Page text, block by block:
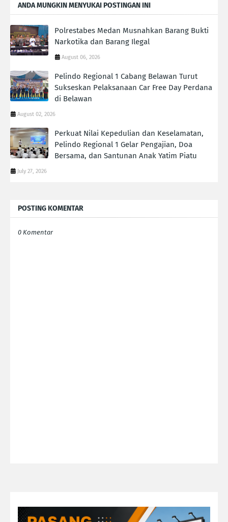
ANDA MUNGKIN MENYUKAI POSTINGAN INI
Polrestabes Medan Musnahkan Barang Bukti
Narkotika dan Barang Ilegal
August 06, 2026
Pelindo Regional 1 Cabang Belawan Turut
Sukseskan Pelaksanaan Car Free Day Perdana
di Belawan
August 02, 2026
Perkuat Nilai Kepedulian dan Keselamatan,
Pelindo Regional 1 Gelar Pengajian, Doa
Bersama, dan Santunan Anak Yatim Piatu
July 27, 2026
POSTING KOMENTAR
0 Komentar